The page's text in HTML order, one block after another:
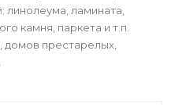
линолеума, ламината,
камня, паркета и т.п.
домов престарелых,